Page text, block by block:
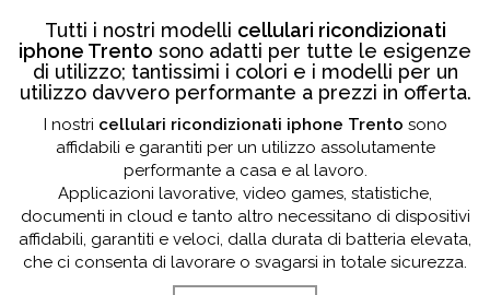
Tutti i nostri modelli cellulari ricondizionati
iphone Trento sono adatti per tutte le esigenze
di utilizzo; tantissimi i colori e i modelli per un
utilizzo davvero performante a prezzi in offerta.
I nostri cellulari ricondizionati iphone Trento sono
affidabili e garantiti per un utilizzo assolutamente
performante a casa e al lavoro.
Applicazioni lavorative, video games, statistiche,
documenti in cloud e tanto altro necessitano di dispositivi
affidabili, garantiti e veloci, dalla durata di batteria elevata,
che ci consenta di lavorare o svagarsi in totale sicurezza.